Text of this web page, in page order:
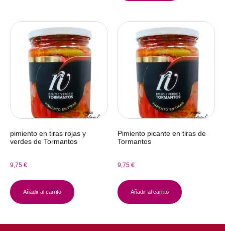
pimiento en tiras rojas y
verdes de Tormantos
9,75 €
Añadir al carrito
Pimiento picante en tiras de
Tormantos
9,75 €
Añadir al carrito